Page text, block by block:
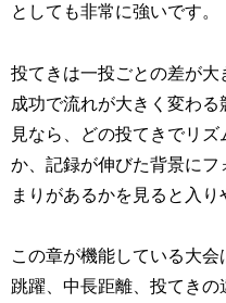
としても非常に強いです。
投てきは一投ごとの差が大
成功で流れが大きく変わる
見なら、どの投てきでリズ
か、記録が伸びた背景にフ
まりがあるかを見ると入り
この章が機能している大会
跳躍、中長距離、投てきの